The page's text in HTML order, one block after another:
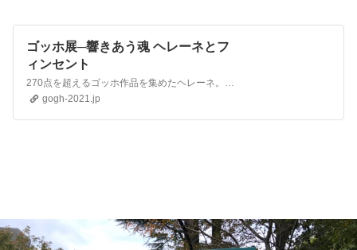
ゴッホ展─響きあう魂 ヘレーネとフ
ィンセント
270点を超えるゴッホ作品を集めたヘレーネ。彼女のコレクションを中心に52点のゴッホ作品を含む計72点が東京都美術館に！なぜゴッホは人気があるのか。その謎にも迫る展覧会。
gogh-2021.jp